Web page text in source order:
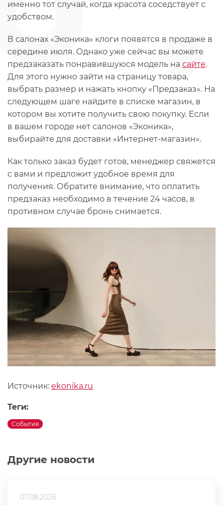
Другие новости
07.08.2026
именно тот случай, когда красота соседствует с
удобством.
В салонах «Эконика» клоги появятся в продаже в
середине июля. Однако уже сейчас вы можете
предзаказать понравившуюся модель на сайте.
Для этого нужно зайти на страницу товара,
выбрать размер и нажать кнопку «Предзаказ». На
следующем шаге найдите в списке магазин, в
котором вы хотите получить свою покупку. Если
в вашем городе нет салонов «Эконика»,
выбирайте для доставки «Интернет-магазин».
Как только заказ будет готов, менеджер свяжется
с вами и предложит удобное время для
получения. Обратите внимание, что оплатить
предзаказ необходимо в течение 24 часов, в
противном случае бронь снимается.
Источник: ekonika.ru
Теги:
События